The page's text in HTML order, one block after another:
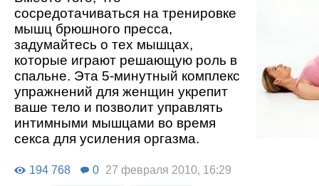
сосредотачиваться на тренировке
мышц брюшного пресса,
задумайтесь о тех мышцах,
которые играют решающую роль в
спальне. Эта 5-минутный комплекс
упражнений для женщин укрепит
ваше тело и позволит управлять
интимными мышцами во время
секса для усиления оргазма.
194 768 0 27 февраля 2010, 16:29